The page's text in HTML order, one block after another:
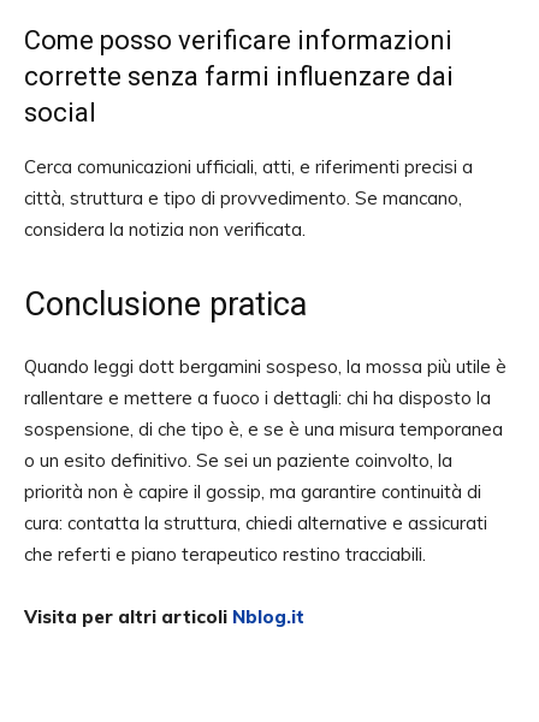
Come posso verificare informazioni
corrette senza farmi influenzare dai
social
Cerca comunicazioni ufficiali, atti, e riferimenti precisi a
città, struttura e tipo di provvedimento. Se mancano,
considera la notizia non verificata.
Conclusione pratica
Quando leggi dott bergamini sospeso, la mossa più utile è
rallentare e mettere a fuoco i dettagli: chi ha disposto la
sospensione, di che tipo è, e se è una misura temporanea
o un esito definitivo. Se sei un paziente coinvolto, la
priorità non è capire il gossip, ma garantire continuità di
cura: contatta la struttura, chiedi alternative e assicurati
che referti e piano terapeutico restino tracciabili.
Visita per altri articoli Nblog.it